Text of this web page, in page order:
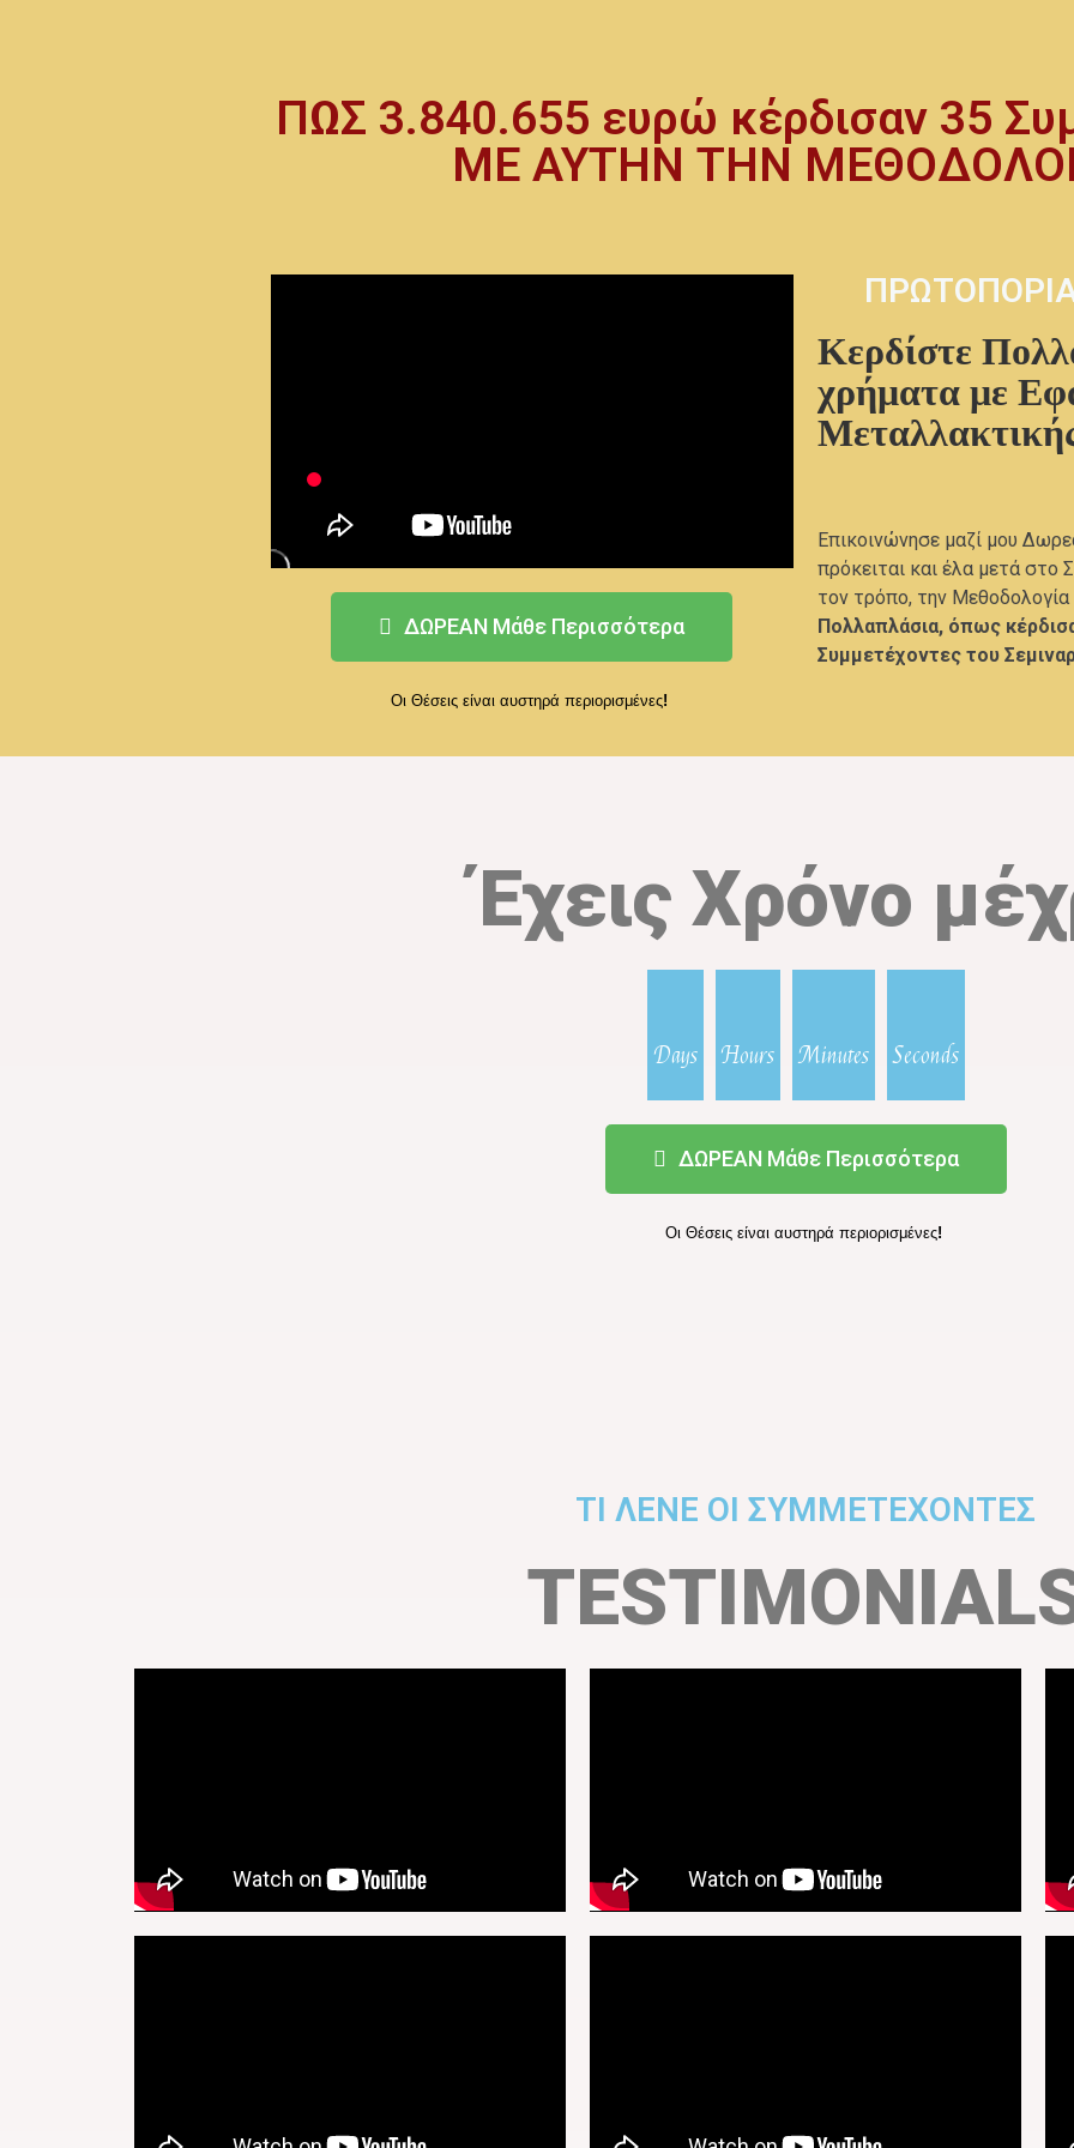
ΠΩΣ 3.840.655 ευρώ κέρδισαν 35
ΜΕ ΑΥΤΗΝ ΤΗΝ
ΔΩΡΕΑΝ Μάθε Περισσότερα
Οι Θέσεις είναι αυστηρά περιορισμένες!
Κερδίστε
χρήματα με
Επικοινώνησε μαζί μου
πρόκειται και έλα μετά στο
τον τρόπο, την Μεθοδολογία
Πολλαπλάσια, όπως
Συμμετέχοντες του
Έχεις Χρόνο
Days Hours Minutes Seconds
ΔΩΡΕΑΝ Μάθε Περισσότερα
Οι Θέσεις είναι αυστηρά περιορισμένες!
ΤΙ ΛΕΝΕ ΟΙ ΣΥΜΜΕΤΕΧΟΝΤΕΣ